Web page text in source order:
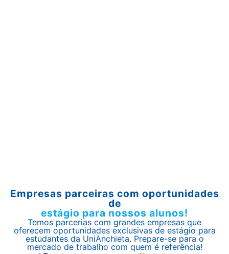
Empresas parceiras com oportunidades
de
estágio para nossos alunos!
Temos parcerias com grandes empresas que
oferecem oportunidades exclusivas de estágio para
estudantes da UniAnchieta. Prepare-se para o
mercado de trabalho com quem é referência!